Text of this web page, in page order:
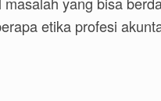
etika profesi